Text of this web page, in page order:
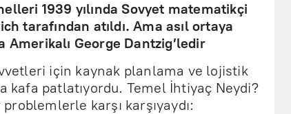
1939 yılında Sovyet matematikçi
tarafından atıldı. Ama asıl ortaya
Amerikalı George Dantzig’ledir
için kaynak planlama ve lojistik
kafa patlatıyordu. Temel İhtiyaç Neydi?
karşı karşıyaydı: